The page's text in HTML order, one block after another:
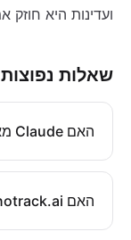
ועדינות היא חוזק
שאלות נפוצות
האם Claude מאמן על השיחות שלי?
האם notrack.ai פרטי יותר מ-Claude?